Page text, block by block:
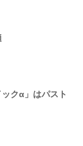
クα」はパスト